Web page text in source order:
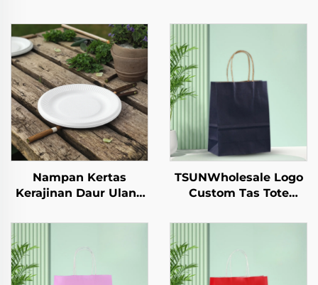
Nampan Kertas
Kerajinan Daur Ulang
Camilan, Sushi, Pizza,
Roti, Permen, Cokelat,
dan Hamburger -
untuk Catering dan
TSUNWholesale Logo
Custom Tas Tote
Pengambilan
Baru/Christmas
dengan Permukaan